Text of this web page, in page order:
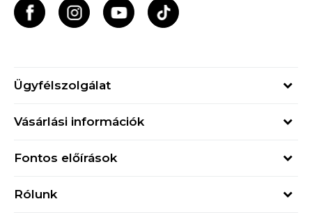
Ügyfélszolgálat
online@buzzsneakers.hu
Vásárlási információk
Visszatérítések
Fontos előírások
Rólunk